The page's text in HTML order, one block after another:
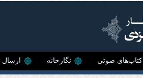
کتاب‌های صوتی نگارخانه